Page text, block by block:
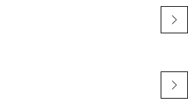
że osprzęt i elementy złączne innej
dla Twojej maszyny, żadna
sprzętu tak jak my.
z hartowanej stali